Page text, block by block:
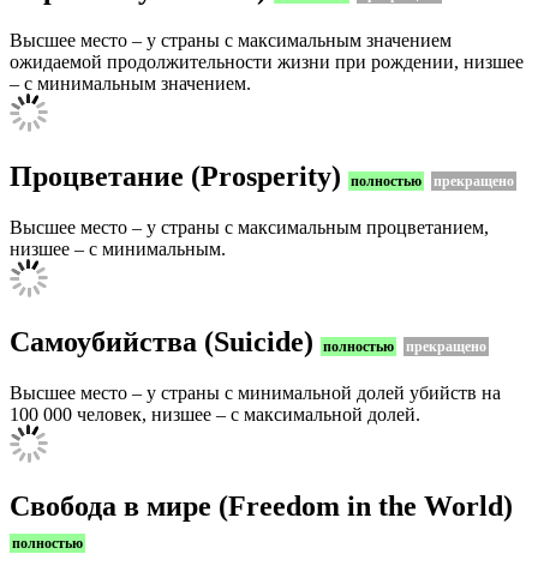
Высшее место – у страны с максимальным значением
ожидаемой продолжительности жизни при рождении, низшее
– с минимальным значением.
Процветание (Prosperity) полностью прекращено
Высшее место – у страны с максимальным процветанием,
низшее – с минимальным.
Самоубийства (Suicide) полностью прекращено
Высшее место – у страны с минимальной долей убийств на
100 000 человек, низшее – с максимальной долей.
Свобода в мире (Freedom in the World)
полностью